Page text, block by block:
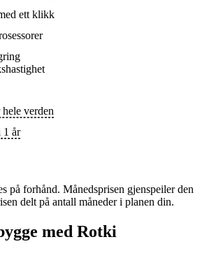
ett klikk
verden
1 år
på forhånd. Månedsprisen gjenspeiler den
delt på antall måneder i planen din.
med Rotki